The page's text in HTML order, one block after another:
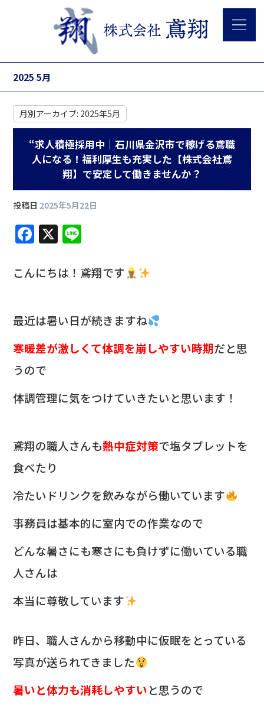
2025 5月
月別アーカイブ: 2025年5月
“求人積極採用中｜石川県金沢市で稼げる鳶職
人になる！福利厚生も充実した【株式会社鳶
翔】で安定して働きませんか？
投稿日 2025年5月22日
F
a
c
b
o
o
k
X
e
こんにちは！鳶翔です
最近は暑い日が続きますね
寒暖差が激しくて体調を崩しやすい時期だと思
うので
体調管理に気をつけていきたいと思います！
鳶翔の職人さんも熱中症対策で塩タブレットを
食べたり
冷たいドリンクを飲みながら働いています
事務員は基本的に室内での作業なので
どんな暑さにも寒さにも負けずに働いている職
人さんは
本当に尊敬しています
昨日、職人さんから移動中に仮眠をとっている
写真が送られてきました
暑いと体力も消耗しやすいと思うので